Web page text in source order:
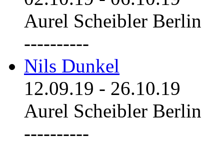
Aurel Scheibler Berlin
----------
Nils Dunkel
12.09.19 - 26.10.19
Aurel Scheibler Berlin
----------